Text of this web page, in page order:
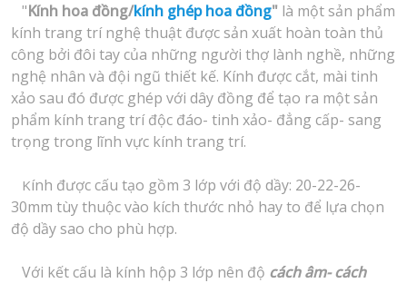
"Kính hoa đồng/kính ghép hoa đồng" là một sản phẩm
kính trang trí nghệ thuật được sản xuất hoàn toàn thủ
công bởi đôi tay của những người thợ lành nghề, những
nghệ nhân và đội ngũ thiết kế. Kính được cắt, mài tinh
xảo sau đó được ghép với dây đồng để tạo ra một sản
phẩm kính trang trí độc đáo- tinh xảo- đẳng cấp- sang
trọng trong lĩnh vực kính trang trí.
Kính được cấu tạo gồm 3 lớp với độ dầy: 20-22-26-
30mm tùy thuộc vào kích thước nhỏ hay to để lựa chọn
độ dầy sao cho phù hợp.
Với kết cấu là kính hộp 3 lớp nên độ cách âm- cách